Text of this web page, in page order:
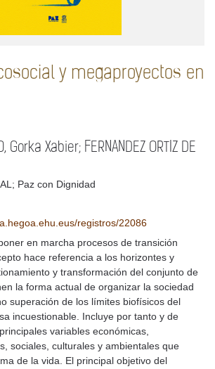
y megaproyectos en
Gorka Xabier; FERNANDEZ ORTIZ DE
Paz con Dignidad
registros/22086
en marcha procesos de transición
hace referencia a los horizontes y
y transformación del conjunto de
la forma actual de organizar la sociedad
superación de los límites biofísicos del
incuestionable. Incluye por tanto y de
variables económicas,
sociales, culturales y ambientales que
de la vida. El principal objetivo del